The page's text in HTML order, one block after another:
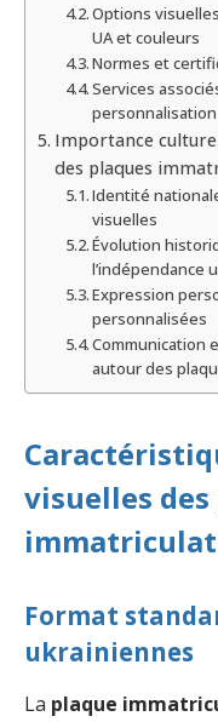
Options
UA et couleurs
Normes et
Services
Importance
des plaques
Identité
visuelles
Évolution
l’indépendance
Expression
personnalisées
Communication
autour des
visuelles des
Format
ukrainiennes
La plaque